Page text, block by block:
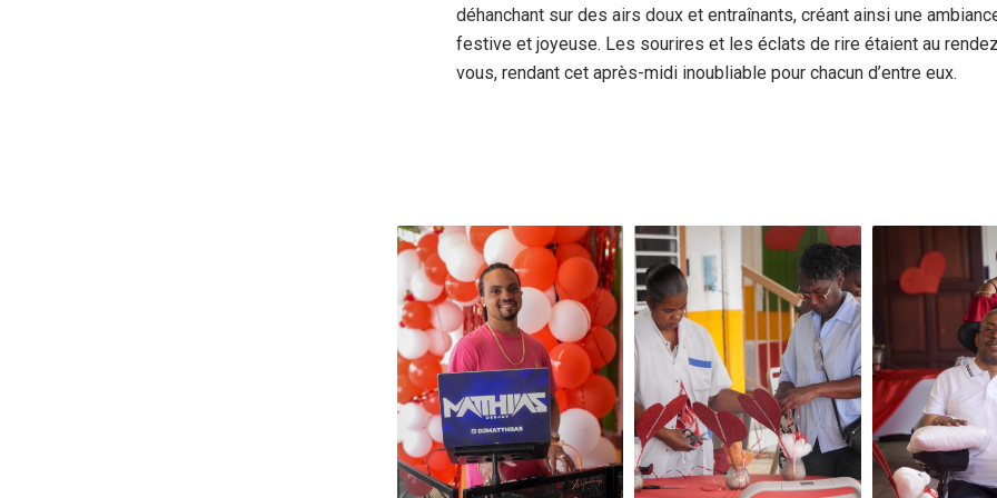
déhanchant sur des airs doux et entraînants, créant ainsi une
festive et joyeuse. Les sourires et les éclats de rire étaient au
vous, rendant cet après-midi inoubliable pour chacun d’entre eux.